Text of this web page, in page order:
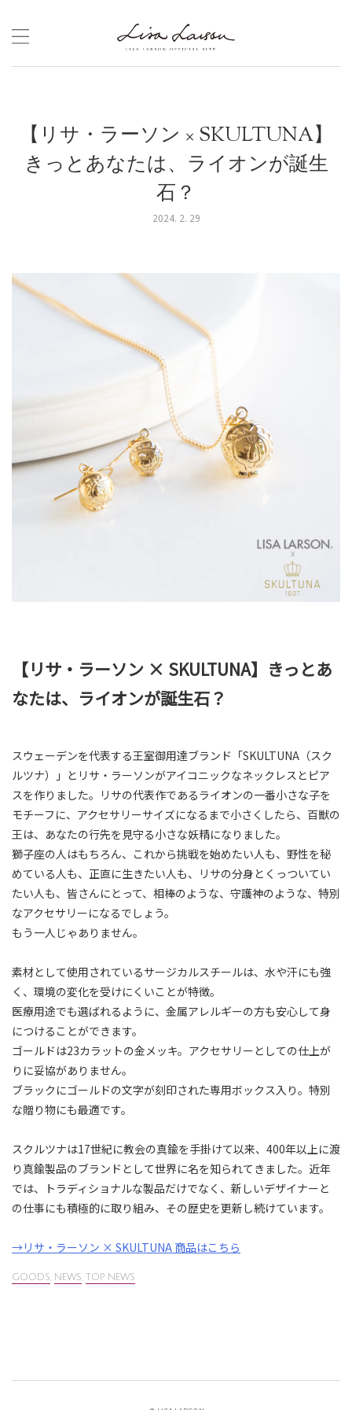
content
【リサ・ラーソン × SKULTUNA】
きっとあなたは、ライオンが誕生
石？
2024. 2. 29
【リサ・ラーソン × SKULTUNA】きっとあ
なたは、ライオンが誕生石？
スウェーデンを代表する王室御用達ブランド「SKULTUNA（スク
ルツナ）」とリサ・ラーソンがアイコニックなネックレスとピア
スを作りました。リサの代表作であるライオンの一番小さな子を
モチーフに、アクセサリーサイズになるまで小さくしたら、百獣の
王は、あなたの行先を見守る小さな妖精になりました。
獅子座の人はもちろん、これから挑戦を始めたい人も、野性を秘
めている人も、正直に生きたい人も、リサの分身とくっついてい
たい人も、皆さんにとって、相棒のような、守護神のような、特別
なアクセサリーになるでしょう。
もう一人じゃありません。
素材として使用されているサージカルスチールは、水や汗にも強
く、環境の変化を受けにくいことが特徴。
医療用途でも選ばれるように、金属アレルギーの方も安心して身
につけることができます。
ゴールドは23カラットの金メッキ。アクセサリーとしての仕上が
りに妥協がありません。
ブラックにゴールドの文字が刻印された専用ボックス入り。特別
な贈り物にも最適です。
スクルツナは17世紀に教会の真鍮を手掛けて以来、400年以上に渡
り真鍮製品のブランドとして世界に名を知られてきました。近年
では、トラディショナルな製品だけでなく、新しいデザイナーと
の仕事にも積極的に取り組み、その歴史を更新し続けています。
→リサ・ラーソン × SKULTUNA 商品はこちら
GOODS, NEWS, TOP NEWS